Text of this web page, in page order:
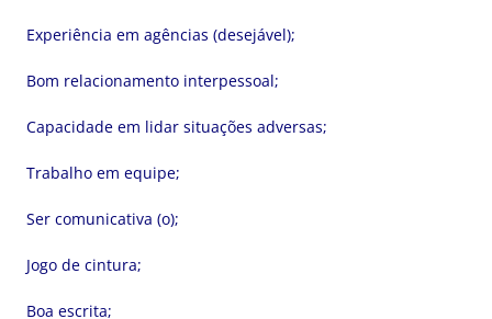
Experiência em agências (desejável);
Bom relacionamento interpessoal;
Capacidade em lidar situações adversas;
Trabalho em equipe;
Ser comunicativa (o);
Jogo de cintura;
Boa escrita;